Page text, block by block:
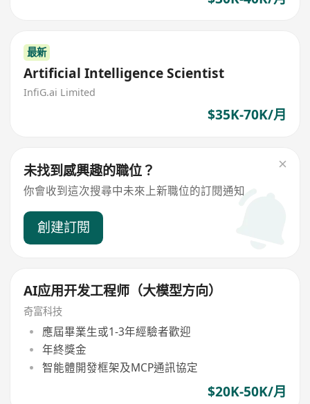
最新
Artificial Intelligence Scientist
InfiG.ai Limited
$35K-70K/月
未找到感興趣的職位？
你會收到這次搜尋中未來上新職位的訂閱通知
創建訂閱
AI应用开发工程师（大模型方向）
奇富科技
應屆畢業生或1-3年經驗者歡迎
年終獎金
智能體開發框架及MCP通訊協定
$20K-50K/月